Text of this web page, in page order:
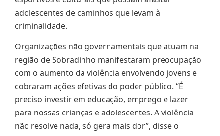
adolescentes de caminhos que levam à
criminalidade.
Organizações não governamentais que atuam na
região de Sobradinho manifestaram preocupação
com o aumento da violência envolvendo jovens e
cobraram ações efetivas do poder público. “É
preciso investir em educação, emprego e lazer
para nossas crianças e adolescentes. A violência
não resolve nada, só gera mais dor”, disse o